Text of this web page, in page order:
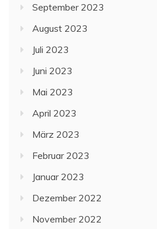
September 2023
August 2023
Juli 2023
Juni 2023
Mai 2023
April 2023
März 2023
Februar 2023
Januar 2023
Dezember 2022
November 2022